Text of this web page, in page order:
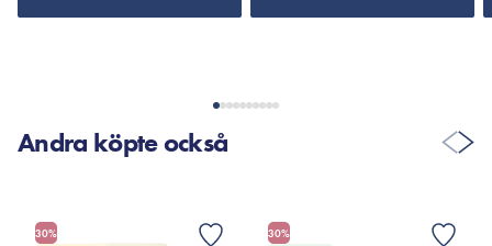
Andra köpte också
30%
30%